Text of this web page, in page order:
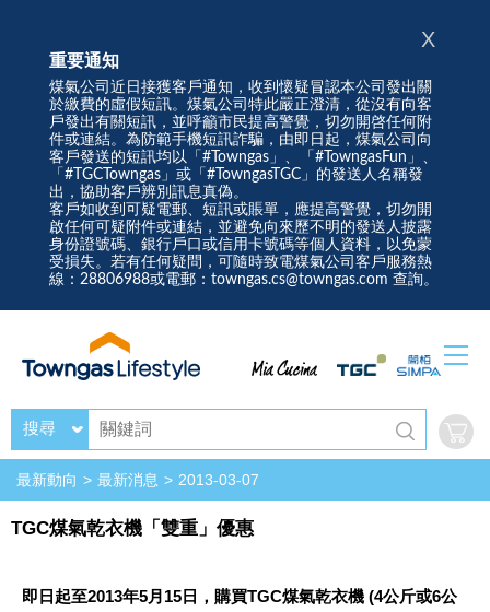
重要通知
煤氣公司近日接獲客戶通知，收到懷疑冒認本公司發出關
於繳費的虛假短訊。煤氣公司特此嚴正澄清，從沒有向客
戶發出有關短訊，並呼籲市民提高警覺，切勿開啓任何附
件或連結。為防範手機短訊詐騙，由即日起，煤氣公司向
客戶發送的短訊均以「#Towngas」、「#TowngasFun」、
「#TGCTowngas」或「#TowngasTGC」的發送人名稱發
出，協助客戶辨別訊息真偽。
客戶如收到可疑電郵、短訊或賬單，應提高警覺，切勿開
啟任何可疑附件或連結，並避免向來歷不明的發送人披露
身份證號碼、銀行戶口或信用卡號碼等個人資料，以免蒙
受損失。若有任何疑問，可隨時致電煤氣公司客戶服務熱
線：28806988或電郵：towngas.cs@towngas.com 查詢。
X
搜尋
最新動向 最新消息 2013-03-07
TGC煤氣乾衣機「雙重」優惠
即日起至2013年5月15日，購買TGC煤氣乾衣機 (4公斤或6公